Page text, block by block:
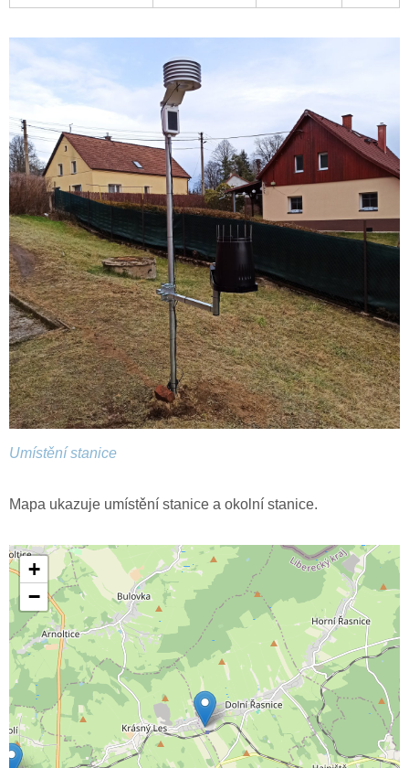
Umístění stanice
Mapa ukazuje umístění stanice a okolní stanice.
+
−